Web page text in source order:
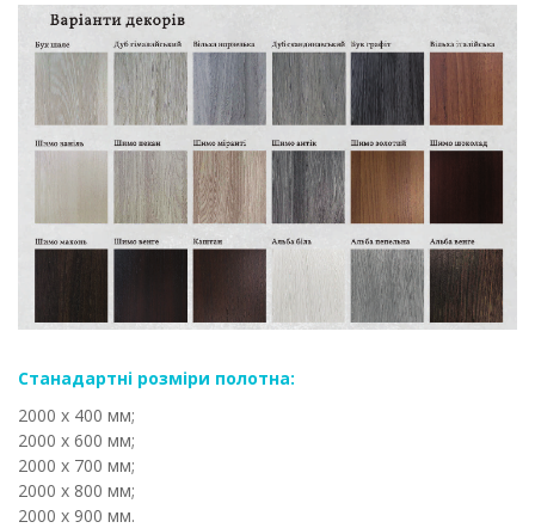
Станадартні розміри полотна:
2000 х 400 мм;
2000 х 600 мм;
2000 х 700 мм;
2000 х 800 мм;
2000 х 900 мм.